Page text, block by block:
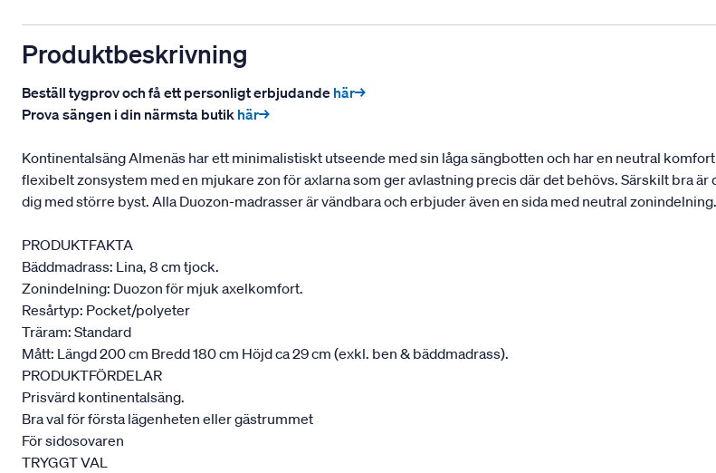
Produktbeskrivning
Beställ tygprov och få ett personligt erbjudande här→
Prova sängen i din närmsta butik här→
Kontinentalsäng Almenäs har ett minimalistiskt utseende med sin låga sängbotten och har en neutral
flexibelt zonsystem med en mjukare zon för axlarna som ger avlastning precis där det behövs. Särskilt bra
dig med större byst. Alla Duozon-madrasser är vändbara och erbjuder även en sida med neutral zonindelning.
PRODUKTFAKTA
Bäddmadrass: Lina, 8 cm tjock.
Zonindelning: Duozon för mjuk axelkomfort.
Resårtyp: Pocket/polyeter
Träram: Standard
Mått: Längd 200 cm Bredd 180 cm Höjd ca 29 cm (exkl. ben & bäddmadrass).
PRODUKTFÖRDELAR
Prisvärd kontinentalsäng.
Bra val för första lägenheten eller gästrummet
För sidosovaren
TRYGGT VAL